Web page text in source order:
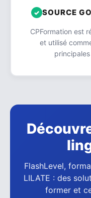
SOURCE
CPFormation est
et utilisé
FlashLevel,
LILATE : des
former et